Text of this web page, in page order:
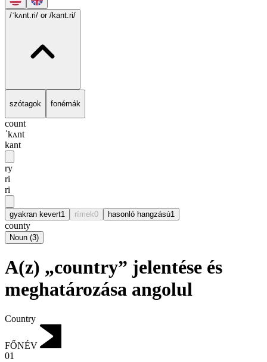
/ˈkʌnt.ri/ or /kant.ri/
szótagok fonémák
count
ˈkʌnt
kant
ry
ri
ri
gyakran kevert1 rímek0 hasonló hangzású1
county
Noun (3)
A(z) „country” jelentése és
meghatározása angolul
Country
FŐNÉV
01